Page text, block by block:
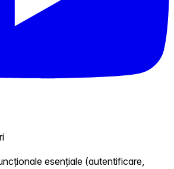
esențiale (autentificare,